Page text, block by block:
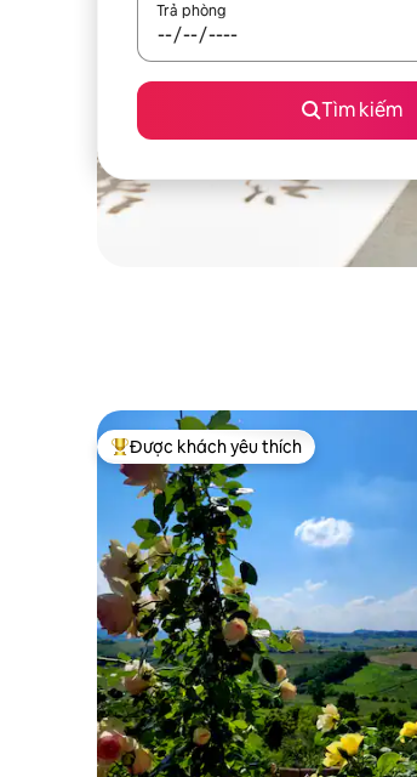
Trả phòng
Tìm kiếm
Được khách yêu thích nhất
Được khách yêu thích